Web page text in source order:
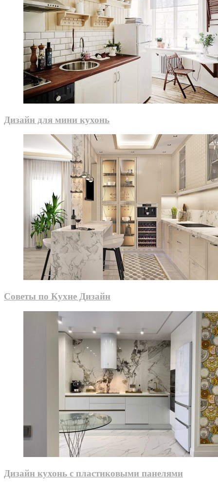
Дизайн для мини кухонь
Советы по Кухне Дизайн
Дизайн кухонь с пластиковыми панелями